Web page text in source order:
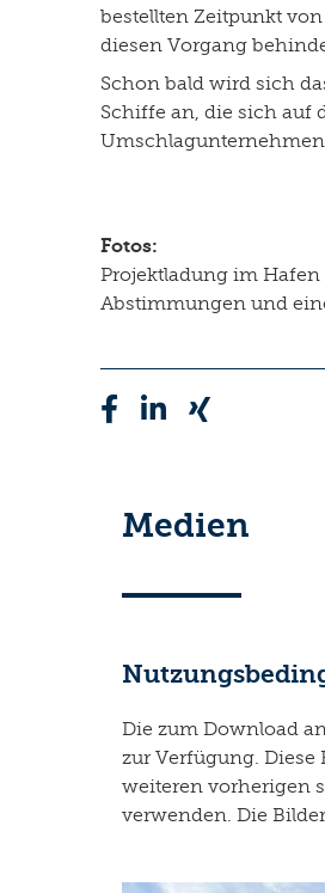
bestellten Zeitpunkt
diesen Vorgang
Schon bald wird sich
Schiffe an, die sich auf
Fotos:
Projektladung im
Abstimmungen und
Medien
Die zum Download
zur Verfügung.
weiteren vorherigen
verwenden. Die